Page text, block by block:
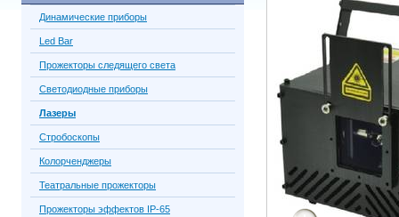
Динамические приборы
Led Bar
Прожекторы следящего света
Светодиодные приборы
Лазеры
Стробоскопы
Колорченджеры
Театральные прожекторы
Прожекторы эффектов IP-65